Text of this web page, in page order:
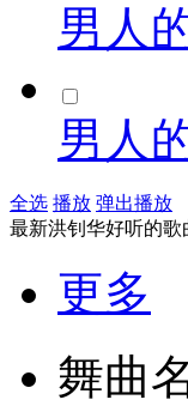
男人
男人
全选 播放 弹出播放
最新洪钊华好听的歌
更多
舞曲